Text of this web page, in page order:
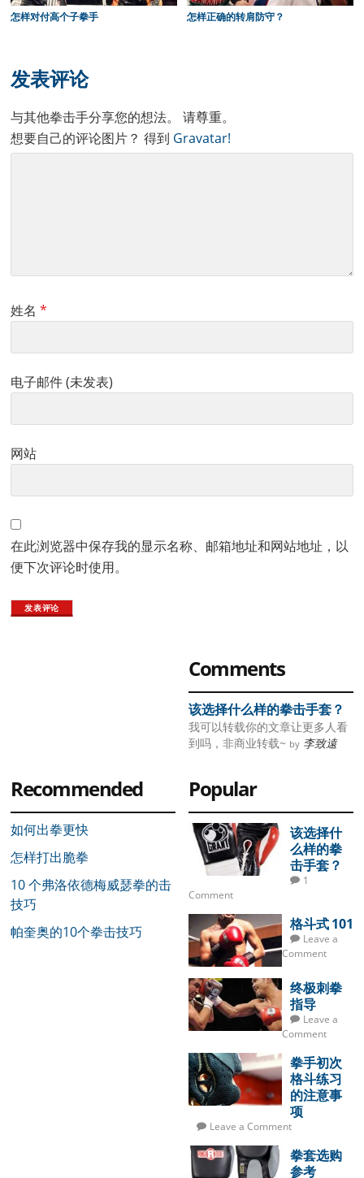
怎样对付高个子拳手 怎样正确的转肩防守？
Interactions
发表评论
与其他拳击手分享您的想法。 请尊重。
想要自己的评论图片？ 得到 Gravatar!
姓名 *
电子邮件 (未发表)
网站
在此浏览器中保存我的显示名称、邮箱地址和网站地址，以
便下次评论时使用。
Comments
该选择什么样的拳击手套？
我可以转载你的文章让更多人看
到吗，非商业转载~ by 李致遠
Recommended
如何出拳更快
怎样打出脆拳
10 个弗洛依德梅威瑟拳的击
技巧
帕奎奥的10个拳击技巧
Popular
该选择什
么样的拳
击手套？
1
Comment
格斗式 101
Leave a
Comment
终极刺拳
指导
Leave a
Comment
拳手初次
格斗练习
的注意事
项
Leave a Comment
拳套选购
参考